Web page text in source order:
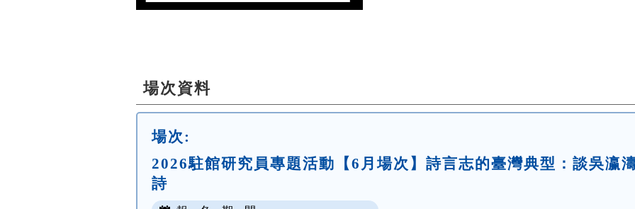
場次資料
場次:
2026駐館研究員專題活動【6月場次】詩言志的臺灣典型：談吳瀛
詩